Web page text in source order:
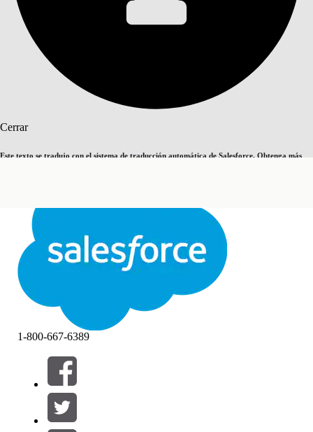
Cerrar
Este texto se tradujo con el sistema de traducción automática de Salesforce. Obtenga más
Cerrar Cerrar
Índice de materias
Buscar
Filtros (0)
SELECCIONAR FILTROS
Área de productos
1-800-667-6389